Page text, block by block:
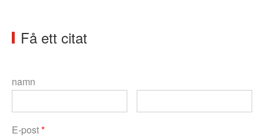
Få ett citat
namn
E-post*